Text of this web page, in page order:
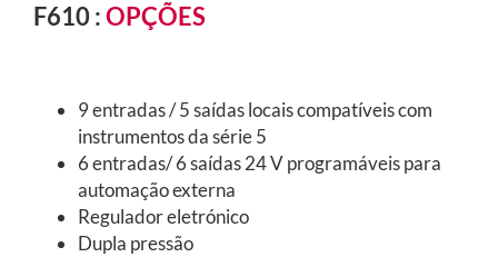
F610 :OPÇÕES
9 entradas / 5 saídas locais compatíveis com
instrumentos da série 5
6 entradas/ 6 saídas 24 V programáveis para
automação externa
Regulador eletrónico
Dupla pressão